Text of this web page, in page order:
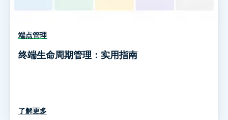
端点管理
终端生命周期管理：实用指南
了解更多